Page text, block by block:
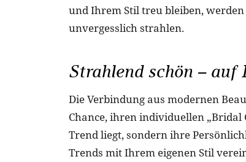
und Ihrem Stil treu bleiben,
unvergesslich strahlen.
Strahlend schön – auf
Die Verbindung aus modernen
Chance, ihren individuellen
Trend liegt, sondern ihre
Trends mit Ihrem eigenen Stil